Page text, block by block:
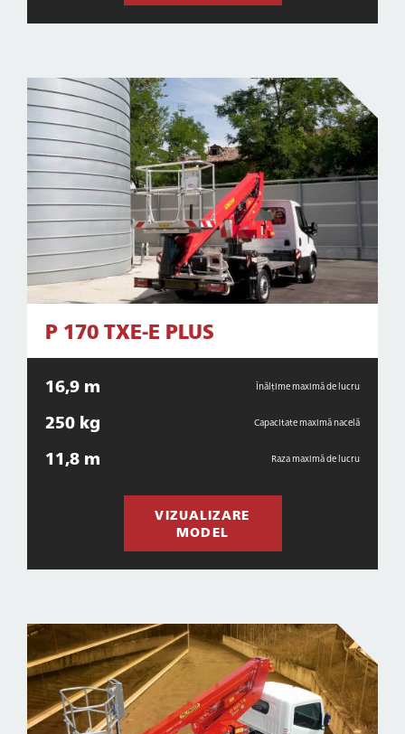
P 170 TXE-E PLUS
16,9 m Înălțime maximă de lucru
250 kg Capacitate maximă nacelă
11,8 m Raza maximă de lucru
VIZUALIZARE
MODEL